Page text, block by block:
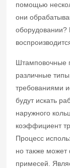
помощью
они
оборудовании?
Штамповочные
различные
требованиями
будут искать
наружного
коэффициент
Процесс
но также может
примесей.